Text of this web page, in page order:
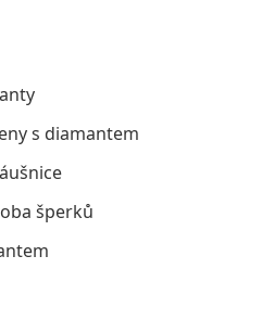
s diamantem
šperků